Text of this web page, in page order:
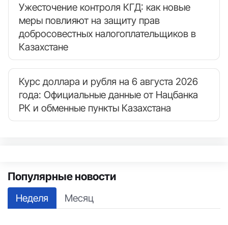
Ужесточение контроля КГД: как новые
меры повлияют на защиту прав
добросовестных налогоплательщиков в
Казахстане
Курс доллара и рубля на 6 августа 2026
года: Официальные данные от Нацбанка
РК и обменные пункты Казахстана
Популярные новости
Неделя Месяц